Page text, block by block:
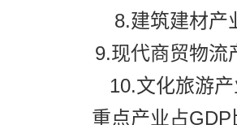
8.建筑建材产
9.现代商贸物流
10.文化旅游
重点产业占GDP